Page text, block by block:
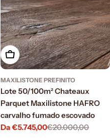
Scegli le opzioni
MAXILISTONE PREFINITO
Lote 50/100m² Chateaux
Parquet Maxilistone HAFRO
carvalho fumado escovado
Prezzo
Da €5.745,00
Prezzo
€20.000,00